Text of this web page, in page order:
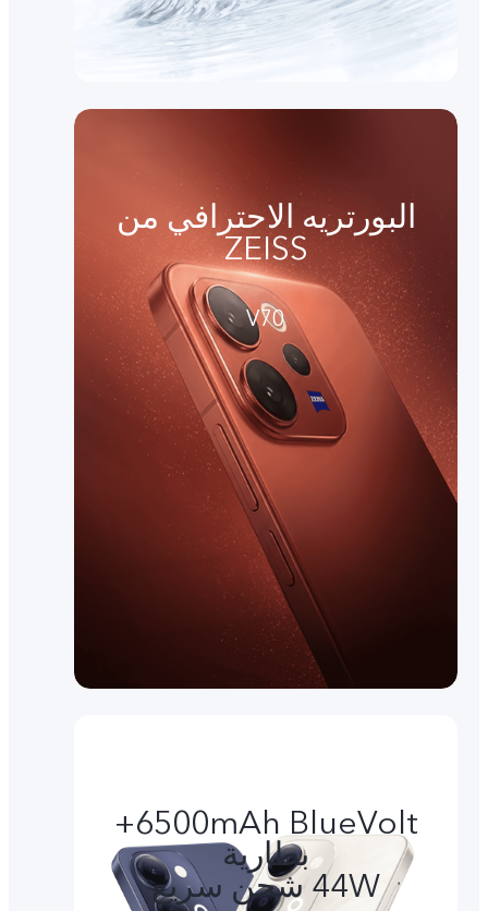
البورتريه الاحترافي من
ZEISS
V70
6500mAh BlueVolt+
بطارية
44W شحن سريع